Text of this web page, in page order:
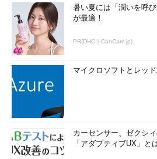
暑い夏には「潤いを呼
が最適！
PR(DHC｜CanCam.jp)
マイクロソフトとレッ
カーセンサー、ゼクシ
「アダプティブUX」と